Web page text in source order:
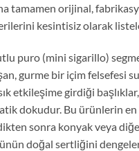
tamamen orijinal,
kesintisiz olarak
puro (mini sigarillo)
gurme bir içim felsefesi
etkileşime girdiği
dokudur. Bu ürünlerin
sonra konyak veya
doğal sertliğini